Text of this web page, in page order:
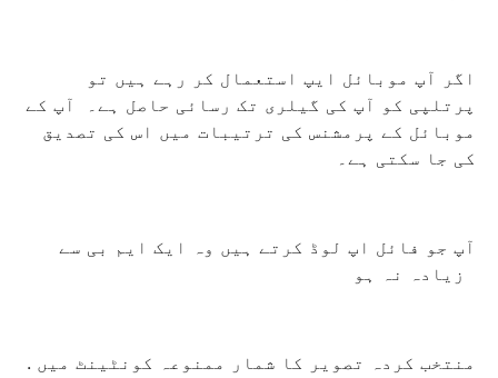
اگر آپ موبائل ایپ استعمال کر رہے ہیں تو
پرتلپی کو آپ کی گیلری تک رسائی حاصل ہے۔ آپ کے
موبائل کے پرمشنس کی ترتیبات میں اس کی تصدیق
کی جا سکتی ہے۔
آپ جو فائل اپ لوڈ کرتے ہیں وہ ایک ایم بی سے
. منتخب کردہ تصویر کا شمار ممنوعہ کونٹینٹ میں